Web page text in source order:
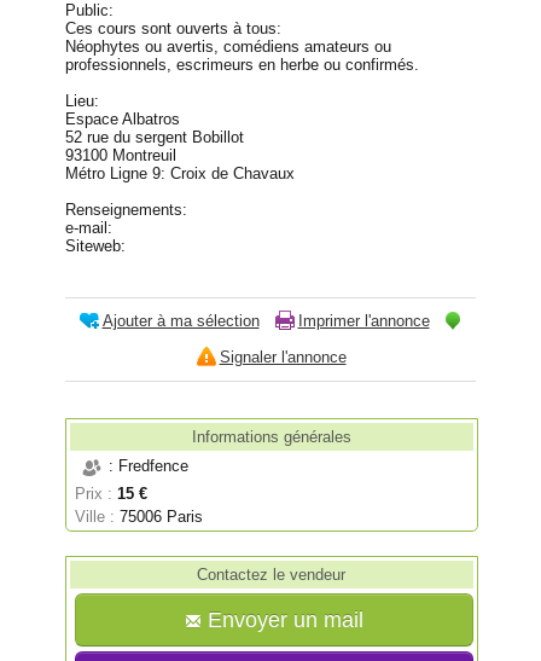
Public:
Ces cours sont ouverts à tous:
Néophytes ou avertis, comédiens amateurs ou
professionnels, escrimeurs en herbe ou confirmés.
Lieu:
Espace Albatros
52 rue du sergent Bobillot
93100 Montreuil
Métro Ligne 9: Croix de Chavaux
Renseignements:
e-mail:
Siteweb:
Ajouter à ma sélection
Imprimer l'annonce
Signaler l'annonce
Informations générales
: Fredfence
Prix : 15 €
Ville :75006 Paris
Contactez le vendeur
Envoyer un mail